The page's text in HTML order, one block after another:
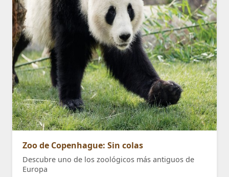
Zoo de Copenhague: Sin colas
Descubre uno de los zoológicos más antiguos de
Europa